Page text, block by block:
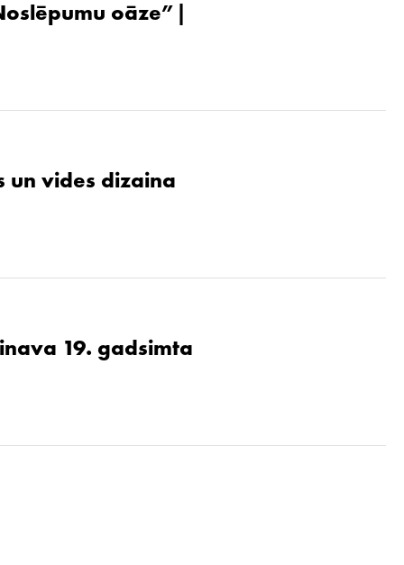
oāze”|
un vides dizaina
19. gadsimta